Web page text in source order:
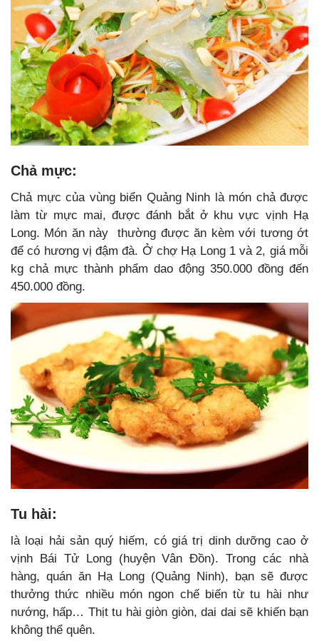
Chả mực:
Chả mực của vùng biển Quảng Ninh là món chả được
làm từ mực mai, được đánh bắt ở khu vực vịnh Hạ
Long. Món ăn này thường được ăn kèm với tương ớt
để có hương vị đậm đà. Ở chợ Hạ Long 1 và 2, giá mỗi
kg chả mực thành phẩm dao động 350.000 đồng đến
450.000 đồng.
Tu hài:
là loại hải sản quý hiếm, có giá trị dinh dưỡng cao ở
vịnh Bái Tử Long (huyện Vân Đồn). Trong các nhà
hàng, quán ăn Hạ Long (Quảng Ninh), bạn sẽ được
thưởng thức nhiều món ngon chế biến từ tu hài như
nướng, hấp… Thịt tu hài giòn giòn, dai dai sẽ khiến bạn
không thể quên.